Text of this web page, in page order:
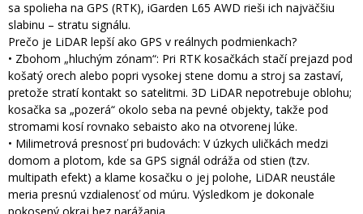
sa spolieha na GPS (RTK), iGarden L65 AWD rieši ich najväčšiu
slabinu – stratu signálu.
Prečo je LiDAR lepší ako GPS v reálnych podmienkach?
• Zbohom „hluchým zónam“: Pri RTK kosačkách stačí prejazd pod
košatý orech alebo popri vysokej stene domu a stroj sa zastaví,
pretože stratí kontakt so satelitmi. 3D LiDAR nepotrebuje oblohu;
kosačka sa „pozerá“ okolo seba na pevné objekty, takže pod
stromami kosí rovnako sebaisto ako na otvorenej lúke.
• Milimetrová presnosť pri budovách: V úzkych uličkách medzi
domom a plotom, kde sa GPS signál odráža od stien (tzv.
multipath efekt) a klame kosačku o jej polohe, LiDAR neustále
meria presnú vzdialenosť od múru. Výsledkom je dokonale